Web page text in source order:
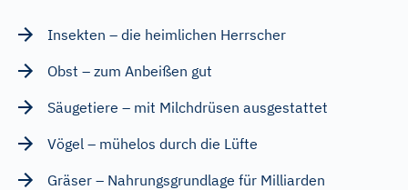
Insekten – die heimlichen Herrscher
Obst – zum Anbeißen gut
Säugetiere – mit Milchdrüsen ausgestattet
Vögel – mühelos durch die Lüfte
Gräser – Nahrungsgrundlage für Milliarden